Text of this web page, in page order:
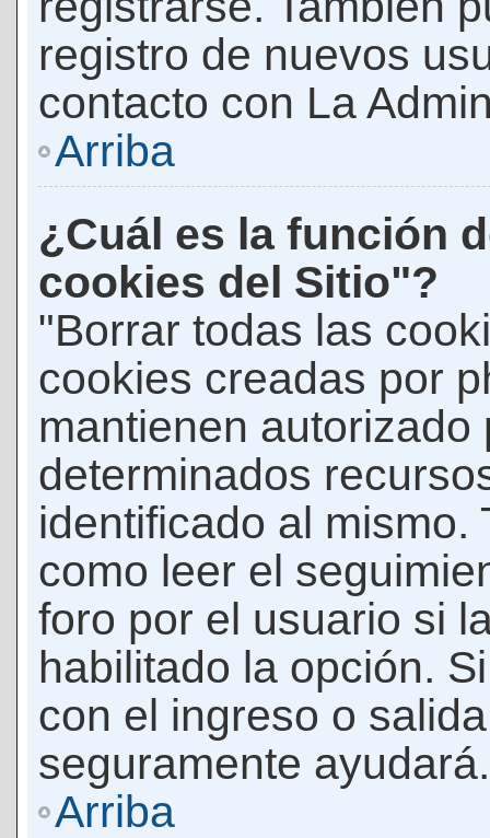
registro de nuevos
contacto con La
Arriba
¿Cuál es la función
cookies del Sitio"?
"Borrar todas las
cookies creadas por
mantienen autorizado
determinados
identificado al mismo.
como leer el
foro por el usuario si
habilitado la opción.
con el ingreso o
seguramente ayudará.
Arriba